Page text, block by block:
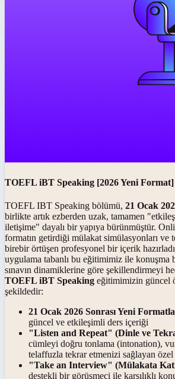
TOEFL iBT Speaking [2026 Yeni Format]
TOEFL IBT Speaking bölümü, 21 Ocak
birlikte artık ezberden uzak, tamamen
iletişime" dayalı bir yapıya bürünmüştür.
formatın getirdiği mülakat simülasyonları ve
birebir örtüşen profesyonel bir içerik
uygulama tabanlı bu eğitimimiz ile konuşma
sınavın dinamiklerine göre şekillendirmeyi
TOEFL iBT Speaking eğitimimizin güncel
şekildedir:
21 Ocak 2026 Sonrası Yeni Formatla
güncel ve etkileşimli ders içeriği
"Listen and Repeat" (Dinle ve
cümleyi doğru tonlama (intonation),
telaffuzla tekrar etmenizi sağlayan özel
"Take an Interview" (Mülakata
destekli bir görüşmeci ile karşılıklı